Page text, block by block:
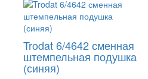
Trodat 6/4642 сменная
штемпельная подушка
(синяя)